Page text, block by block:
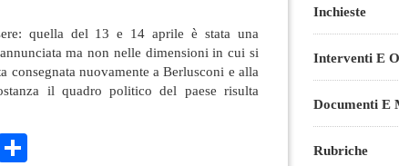
quella del 13 e 14 aprile è stata una
ma non nelle dimensioni in cui si
consegnata nuovamente a Berlusconi e alla
il quadro politico del paese risulta
WhatsApp
Inchieste
Interventi E
Documenti E
Rubriche